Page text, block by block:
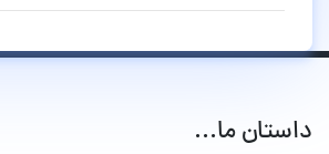
داستان ما...